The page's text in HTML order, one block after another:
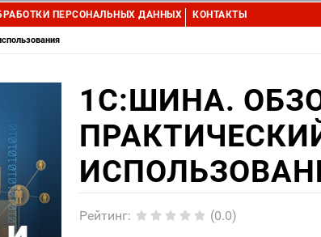
ПЕРСОНАЛЬНЫХ ДАННЫХ КОНТАКТЫ
1С:ШИНА.
Рейтинг: (0.0)